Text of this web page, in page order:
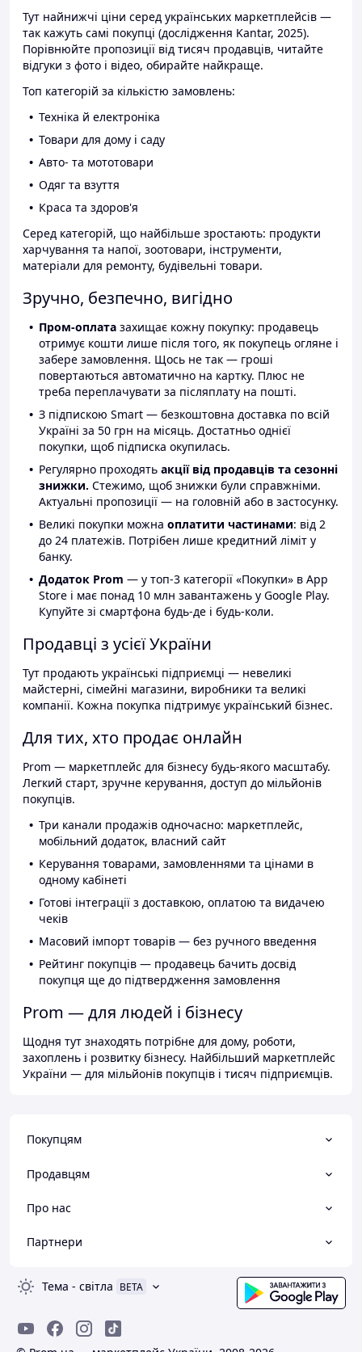
Тут найнижчі ціни серед українських маркетплейсів —
так кажуть самі покупці (дослідження Kantar, 2025).
Порівнюйте пропозиції від тисяч продавців, читайте
відгуки з фото і відео, обирайте найкраще.
Топ категорій за кількістю замовлень:
Техніка й електроніка
Товари для дому і саду
Авто- та мототовари
Одяг та взуття
Краса та здоров'я
Серед категорій, що найбільше зростають: продукти
харчування та напої, зоотовари, інструменти,
матеріали для ремонту, будівельні товари.
Зручно, безпечно, вигідно
Пром-оплата захищає кожну покупку: продавець
отримує кошти лише після того, як покупець огляне і
забере замовлення. Щось не так — гроші
повертаються автоматично на картку. Плюс не
треба переплачувати за післяплату на пошті.
З підпискою Smart — безкоштовна доставка по всій
Україні за 50 грн на місяць. Достатньо однієї
покупки, щоб підписка окупилась.
Регулярно проходять акції від продавців та сезонні
знижки. Стежимо, щоб знижки були справжніми.
Актуальні пропозиції — на головній або в застосунку.
Великі покупки можна оплатити частинами: від 2
до 24 платежів. Потрібен лише кредитний ліміт у
банку.
Додаток Prom — у топ-3 категорії «Покупки» в App
Store і має понад 10 млн завантажень у Google Play.
Купуйте зі смартфона будь-де і будь-коли.
Продавці з усієї України
Тут продають українські підприємці — невеликі
майстерні, сімейні магазини, виробники та великі
компанії. Кожна покупка підтримує український бізнес.
Для тих, хто продає онлайн
Prom — маркетплейс для бізнесу будь-якого масштабу.
Легкий старт, зручне керування, доступ до мільйонів
покупців.
Три канали продажів одночасно: маркетплейс,
мобільний додаток, власний сайт
Керування товарами, замовленнями та цінами в
одному кабінеті
Готові інтеграції з доставкою, оплатою та видачею
чеків
Масовий імпорт товарів — без ручного введення
Рейтинг покупців — продавець бачить досвід
покупця ще до підтвердження замовлення
Prom — для людей і бізнесу
Щодня тут знаходять потрібне для дому, роботи,
захоплень і розвитку бізнесу. Найбільший маркетплейс
України — для мільйонів покупців і тисяч підприємців.
Покупцям
Продавцям
Про нас
Партнери
Тема - світла BETA